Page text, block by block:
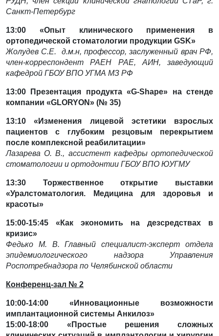
Санкт-Петербург
13:00
«Опыт клинического применения в
ортопедической стоматологии продукции GSK»
Жолудев С.Е. д.м.н, профессор, заслуженный врач РФ,
член-корреспондент РАЕН РАЕ, АИН, заведующий
кафедрой ГБОУ ВПО УГМА МЗ РФ
13:00
Презентация продукта «G-Shape» на стенде
компании «GLORYON» (№ 35)
13:10 «Изменения лицевой эстетики взрослых
пациентов с глубоким резцовым перекрытием
после комплексной реабилитации»
Лазарева О. В., ассистент кафедры ортопедической
стоматологии и ортодонтии ГБОУ ВПО ЮУГМУ
13:30
Торжественное открытие выставки
«Уралстоматология. Медицина для здоровья и
красоты»
15:00-15:45
«Как экономить на дезсредствах в
кризис»
Федько М. В. Главный специалист-эксперт отдела
эпидемиологического надзора Управления
Роспотребнадзора по Челябинской области
Конференц-зал № 2
10:00-14:00 «Инновационные возможности
имплантационной системы Анкилоз»
15:00-18:00 «Простые решения сложных